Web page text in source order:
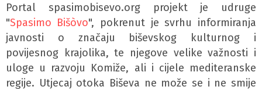
Portal spasimobisevo.org projekt je udruge
"Spasimo Bišòvo", pokrenut je svrhu informiranja
javnosti o značaju biševskog kulturnog i
povijesnog krajolika, te njegove velike važnosti i
uloge u razvoju Komiže, ali i cijele mediteranske
regije. Utjecaj otoka Biševa ne može se i ne smije